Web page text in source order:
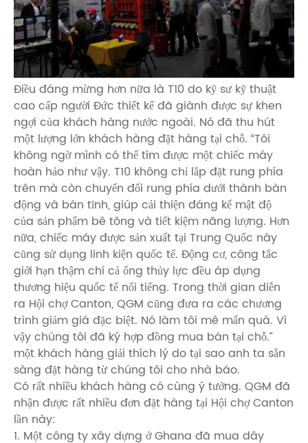
Điều đáng mừng hơn nữa là T10 do kỹ sư kỹ thuật
cao cấp người Đức thiết kế đã giành được sự khen
ngợi của khách hàng nước ngoài. Nó đã thu hút
một lượng lớn khách hàng đặt hàng tại chỗ. “Tôi
không ngờ mình có thể tìm được một chiếc máy
hoàn hảo như vậy. T10 không chỉ lắp đặt rung phía
trên mà còn chuyển đổi rung phía dưới thành bàn
động và bàn tĩnh, giúp cải thiện đáng kể mật độ
của sản phẩm bê tông và tiết kiệm năng lượng. Hơn
nữa, chiếc máy được sản xuất tại Trung Quốc này
cũng sử dụng linh kiện quốc tế. Động cơ, công tắc
giới hạn thậm chí cả ống thủy lực đều áp dụng
thương hiệu quốc tế nổi tiếng. Trong thời gian diễn
ra Hội chợ Canton, QGM cũng đưa ra các chương
trình giảm giá đặc biệt. Nó làm tôi mê mẩn quá. Vì
vậy chúng tôi đã ký hợp đồng mua bán tại chỗ.”
một khách hàng giải thích lý do tại sao anh ta sẵn
sàng đặt hàng từ chúng tôi cho nhà báo.
Có rất nhiều khách hàng có cùng ý tưởng. QGM đã
nhận được rất nhiều đơn đặt hàng tại Hội chợ Canton
lần này:
1. Một công ty xây dựng ở Ghana đã mua dây